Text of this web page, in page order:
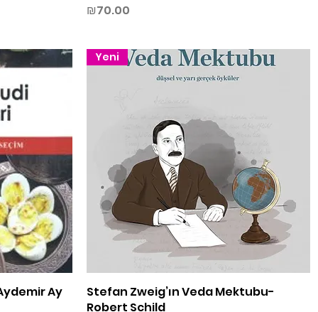
Price
₪70.00
Ay
Quick View
Yeni
Stefan Zweig’ın Veda Mektubu-
Robert Schild